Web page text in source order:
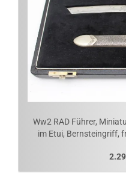
Ww2 RAD Führer,
im Etui, Bernsteingriff,